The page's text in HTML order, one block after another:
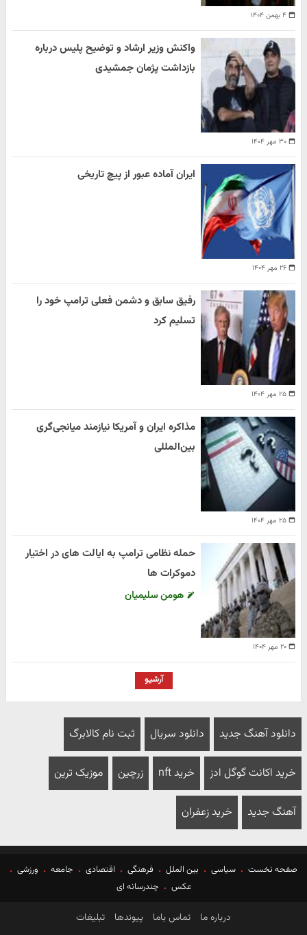
۴ بهمن ۱۴۰۴
۳۰ مهر ۱۴۰۴
واکنش وزیر ارشاد و توضیح پلیس درباره
بازداشت پژمان جمشیدی
۲۶ مهر ۱۴۰۴
ایران آماده عبور از پیچ تاریخی
۲۵ مهر ۱۴۰۴
رفیق سابق و دشمن فعلی ترامپ خود را
تسلیم کرد
۲۵ مهر ۱۴۰۴
مذاکره ایران و آمریکا نیازمند میانجی‌گری
بین‌المللی
۲۰ مهر ۱۴۰۴
حمله نظامی ترامپ به ایالت های در اختیار
دموکرات ها
هومن سلیمیان
آرشیو
دانلود آهنگ جدید دانلود سریال ثبت نام کالابرگ
خرید اکانت گوگل ادز خرید nft زرچین موزیک ترین
آهنگ جدید خرید زعفران
صفحه نخست سیاسی بین الملل فرهنگی اقتصادی جامعه
ورزشی
عکس
چندرسانه ای
درباره ما تماس باما پیوندها تبلیغات